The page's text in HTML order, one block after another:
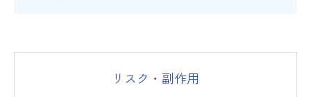
リスク・副作用